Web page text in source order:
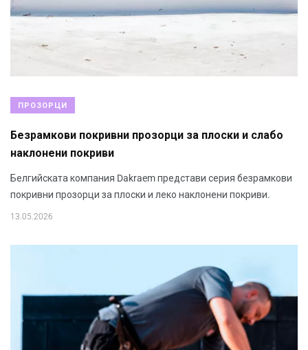
ПРОЗОРЦИ
Безрамкови покривни прозорци за плоски и слабо
наклонени покриви
Белгийската компания Dakraem представи серия безрамкови
покривни прозорци за плоски и леко наклонени покриви.
13.05.2026